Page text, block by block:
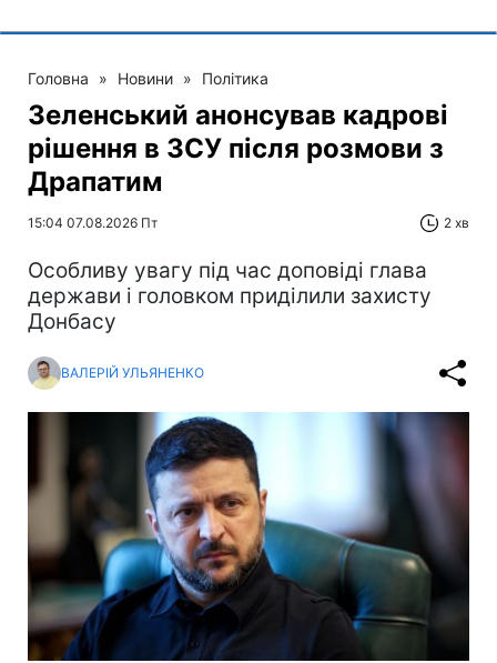
Головна » Новини » Політика
Зеленський анонсував кадрові
рішення в ЗСУ після розмови з
Драпатим
15:04 07.08.2026 Пт 2 хв
Особливу увагу під час доповіді глава
держави і головком приділили захисту
Донбасу
ВАЛЕРІЙ УЛЬЯНЕНКО